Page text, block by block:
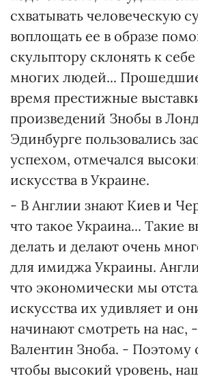
схватывать человеческую
воплощать ее в образе
скульптору склонять к
многих людей...
время престижные
произведений Знобы в
Эдинбурге пользовались
успехом, отмечался
искусства в Украине.
- В Англии знают Киев и
что такое Украина... Такие
делать и делают очень
для имиджа Украины.
что экономически мы
искусства их удивляет и
начинают смотреть на нас,
Валентин Зноба. - Поэтому
чтобы высокий уровень,